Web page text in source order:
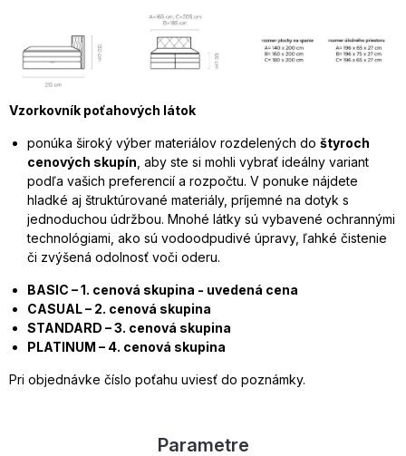
Vzorkovník poťahových látok
ponúka široký výber materiálov rozdelených do štyroch
cenových skupín , aby ste si mohli vybrať ideálny variant
podľa vašich preferencií a rozpočtu. V ponuke nájdete
hladké aj štruktúrované materiály, príjemné na dotyk s
jednoduchou údržbou. Mnohé látky sú vybavené ochrannými
technológiami, ako sú vodoodpudivé úpravy, ľahké čistenie
či zvýšená odolnosť voči oderu.
BASIC – 1. cenová skupina - uvedená cena
CASUAL – 2. cenová skupina
STANDARD – 3. cenová skupina
PLATINUM – 4. cenová skupina
Pri objednávke číslo poťahu uviesť do poznámky.
Parametre